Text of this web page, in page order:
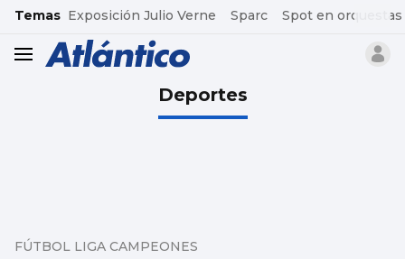
common.go-to-content
Temas Exposición Julio Verne Sparc Spot en orquestas
header.menu.open
Deportes
FÚTBOL LIGA CAMPEONES